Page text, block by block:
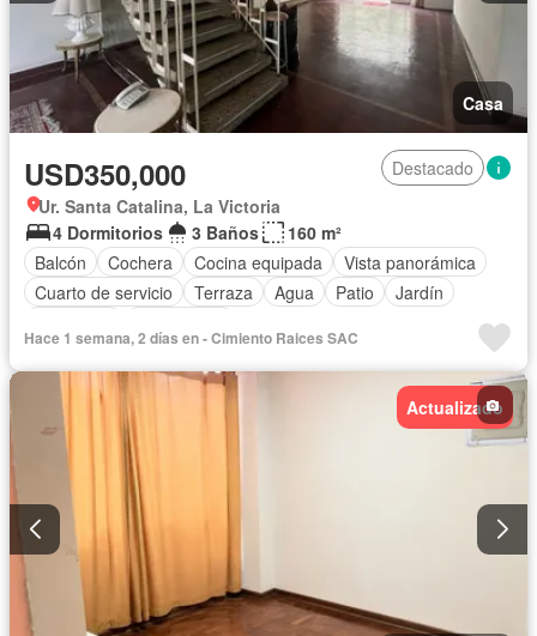
Casa
USD350,000
Destacado
Ur. Santa Catalina, La Victoria
4 Dormitorios
3 Baños
160 m²
Balcón
Cochera Cocina equipada
Vista panorámica
Cuarto de servicio
Terraza Agua Patio
Jardín
Hace 1 semana, 2 días en - Cimiento Raices SAC
Actualizado